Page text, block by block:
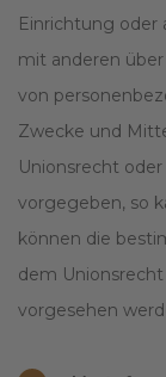
Einrichtung oder
mit anderen
von
Zwecke und
Unionsrecht
vorgegeben, so
können die
dem
vorgesehen